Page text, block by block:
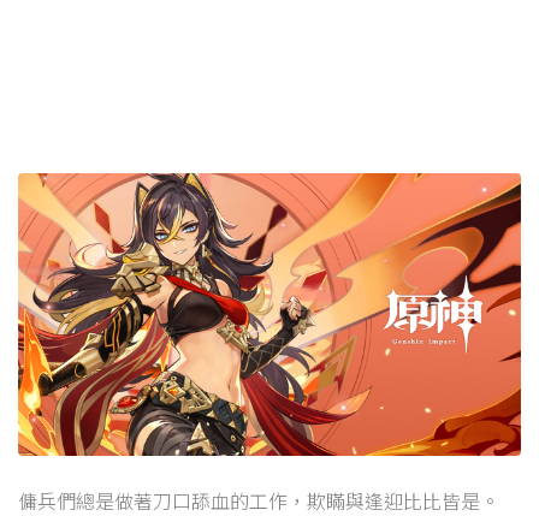
傭兵們總是做著刀口舔血的工作，欺瞞與逢迎比比皆是。